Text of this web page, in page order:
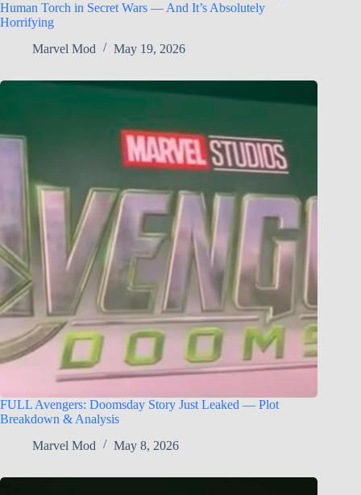
Human Torch in Secret Wars — And It’s Absolutely
Horrifying
Marvel Mod
May 19, 2026
FULL Avengers: Doomsday Story Just Leaked — Plot
Breakdown & Analysis
Marvel Mod
May 8, 2026